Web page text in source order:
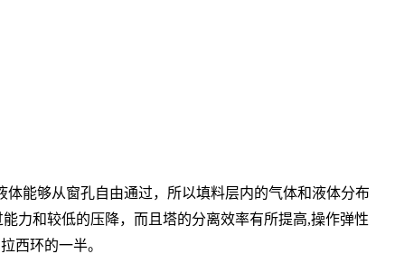
能够从窗孔自由通过，所以填料层内的气体和液体分布
力和较低的压降，而且塔的分离效率有所提高,操作弹性
西环的一半。